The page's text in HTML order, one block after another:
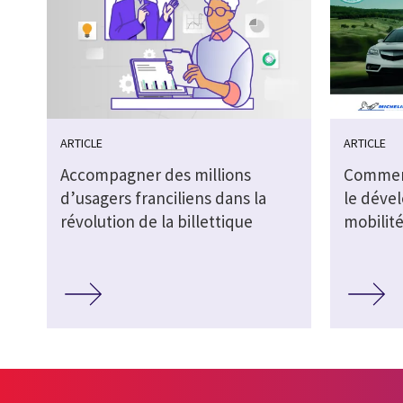
ARTICLE
Accompagner des millions
d’usagers franciliens dans la
révolution de la billettique
ARTICLE
le